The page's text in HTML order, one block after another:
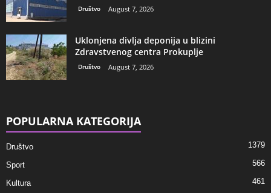
Društvo August 7, 2026
Uklonjena divlja deponija u blizini
Zdravstvenog centra Prokuplje
Društvo August 7, 2026
POPULARNA KATEGORIJA
Društvo 1379
Sport 566
Kultura 461